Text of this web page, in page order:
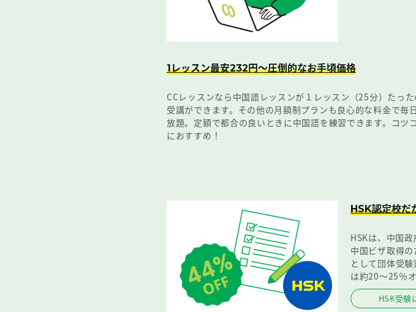
1レッスン最安232円～圧倒的なお手頃価格
CCレッスンなら中国語レッスンが１レッスン（25分）たっ
受講ができます。その他の月額制プランも良心的な料金で毎
放題。定額で都合の良いときに中国語を練習できます。コツ
におすすめ！
HSK認定校だ
HSKは、中国
中国ビザ取得
として団体受
は約20～25％
HSK受験